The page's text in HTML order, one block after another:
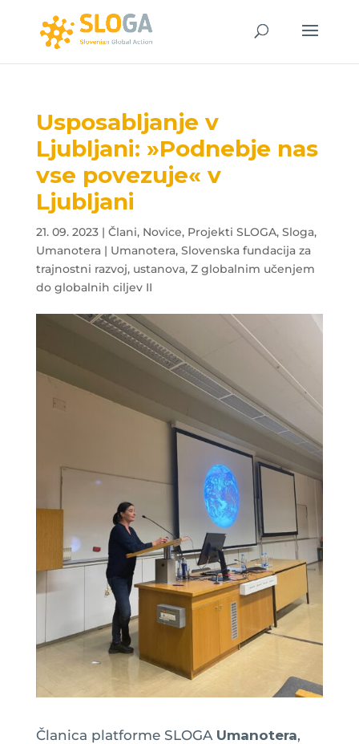
Usposabljanje v
Ljubljani: »Podnebje nas
vse povezuje« v
Ljubljani
21. 09. 2023| Člani, Novice, Projekti SLOGA, Sloga,
Umanotera | Umanotera, Slovenska fundacija za
trajnostni razvoj, ustanova, Z globalnim učenjem
do globalnih ciljev II
Članica platforme SLOGA Umanotera,